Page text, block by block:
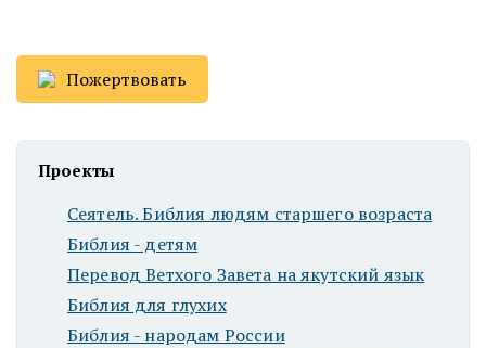
Пожертвовать
Проекты
Сеятель. Библия людям старшего возраста
Библия - детям
Перевод Ветхого Завета на якутский язык
Библия для глухих
Библия - народам России